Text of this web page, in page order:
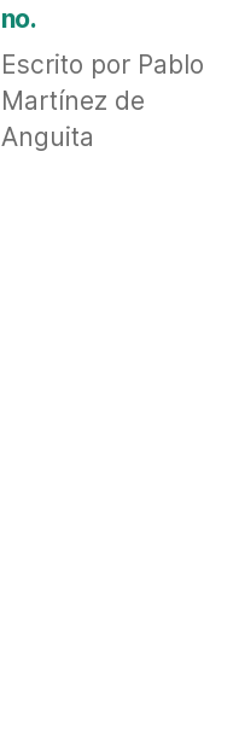
no.
Escrito por Pablo
Martínez de
Anguita